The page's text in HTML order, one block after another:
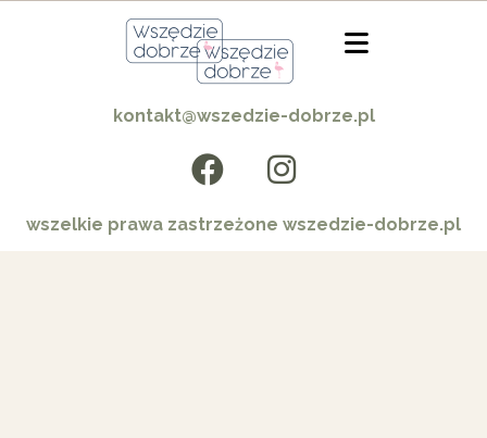
kontakt@wszedzie-dobrze.pl
wszelkie prawa zastrzeżone wszedzie-dobrze.pl